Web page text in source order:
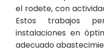
el rodete, con
Estos trabajos
instalaciones en
adecuado